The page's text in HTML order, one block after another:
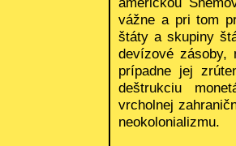
vážne a pri tom
štáty a skupiny
devízové zásoby,
prípadne jej
deštrukciu
vrcholnej
neokolonializmu.